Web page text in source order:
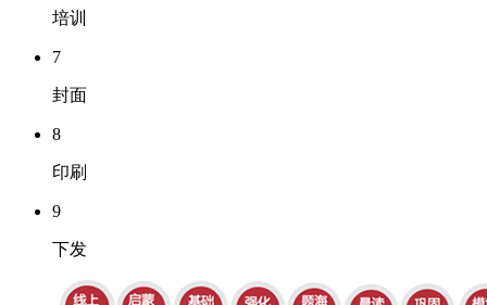
培训
7
封面
8
印刷
9
下发